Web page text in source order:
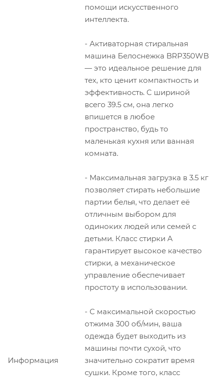
Информация
помощи искусственного
интеллекта.
- Активаторная стиральная
машина Белоснежка BRP350WB
— это идеальное решение для
тех, кто ценит компактность и
эффективность. С шириной
всего 39.5 см, она легко
впишется в любое
пространство, будь то
маленькая кухня или ванная
комната.
- Максимальная загрузка в 3.5 кг
позволяет стирать небольшие
партии белья, что делает её
отличным выбором для
одиноких людей или семей с
детьми. Класс стирки A
гарантирует высокое качество
стирки, а механическое
управление обеспечивает
простоту в использовании.
- С максимальной скоростью
отжима 300 об/мин, ваша
одежда будет выходить из
машины почти сухой, что
значительно сократит время
сушки. Кроме того, класс